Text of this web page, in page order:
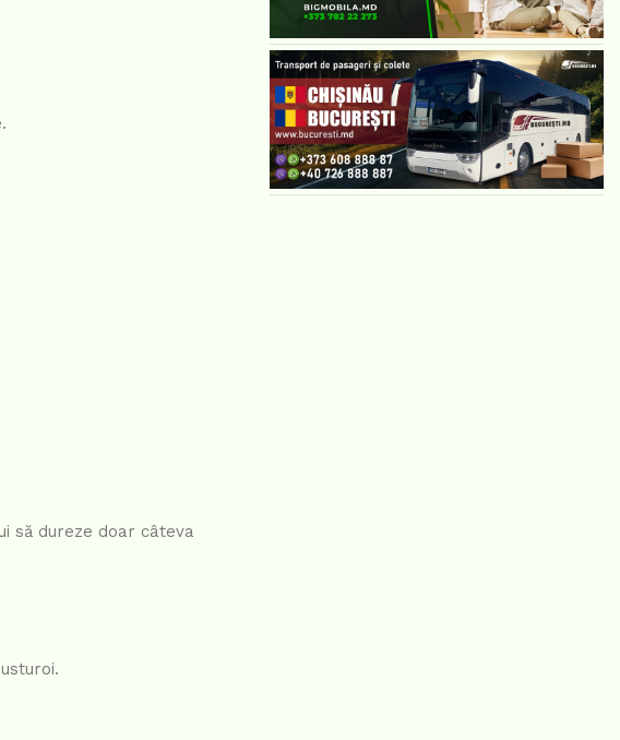
să dureze doar câteva